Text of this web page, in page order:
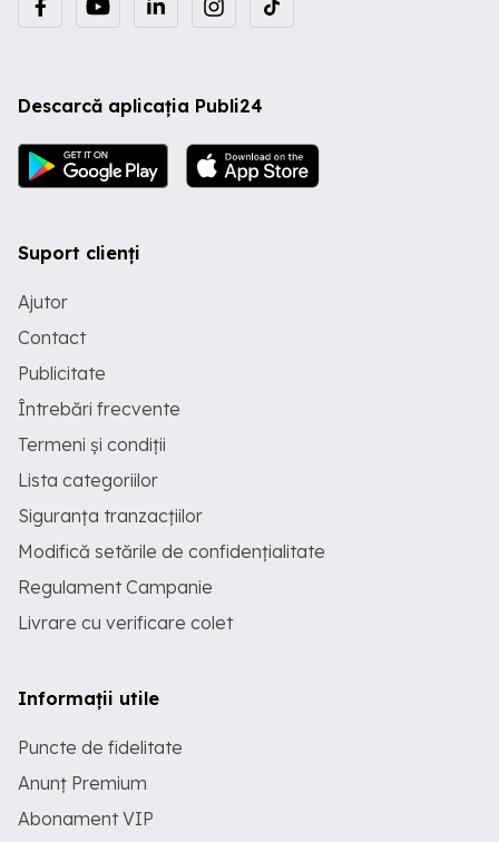
Descarcă aplicația Publi24
Suport clienți
Ajutor
Contact
Publicitate
Întrebări frecvente
Termeni și condiții
Lista categoriilor
Siguranța tranzacțiilor
Modifică setările de confidențialitate
Regulament Campanie
Livrare cu verificare colet
Informații utile
Puncte de fidelitate
Anunț Premium
Abonament VIP